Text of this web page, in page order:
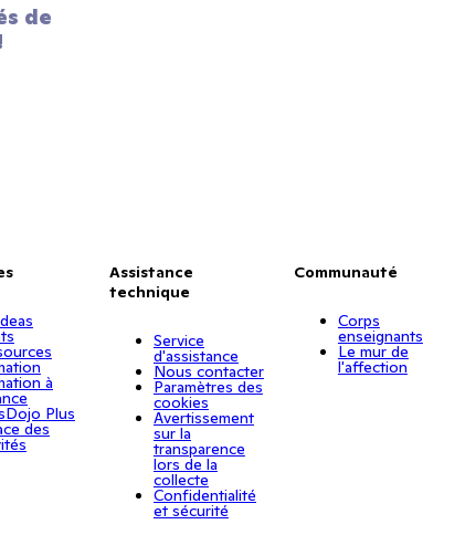
de
à
Plus
des
Assistance
technique
Service
d'assistance
Nous contacter
Paramètres des
cookies
Avertissement
sur la
transparence
lors de la
collecte
Confidentialité
et sécurité
Communauté
Corps
enseignants
Le mur de
l'affection